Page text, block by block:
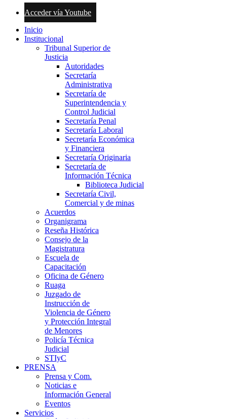
Acceder vía Youtube
Inicio
Institucional
Tribunal Superior de
Justicia
Autoridades
Secretaría
Administrativa
Secretaría de
Superintendencia y
Control Judicial
Secretaría Penal
Secretaría Laboral
Secretaría Económica
y Financiera
Secretaría Originaria
Secretaría de
Información Técnica
Biblioteca Judicial
Secretaría Civil,
Comercial y de minas
Acuerdos
Organigrama
Reseña Histórica
Consejo de la
Magistratura
Escuela de
Capacitación
Oficina de Género
Ruaga
Juzgado de
Instrucción de
Violencia de Género
y Protección Integral
de Menores
Policía Técnica
Judicial
STIyC
PRENSA
Prensa y Com.
Noticias e
Información General
Eventos
Servicios